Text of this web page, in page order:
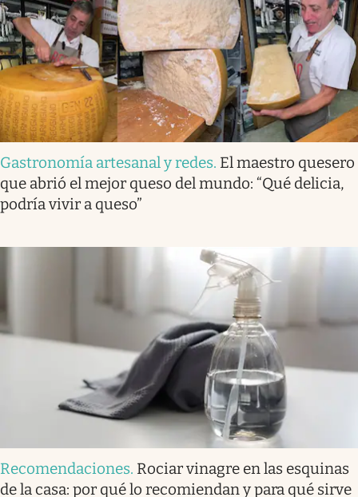
Gastronomía artesanal y redes. El maestro quesero
que abrió el mejor queso del mundo: “Qué delicia,
podría vivir a queso”
Recomendaciones. Rociar vinagre en las esquinas
de la casa: por qué lo recomiendan y para qué sirve